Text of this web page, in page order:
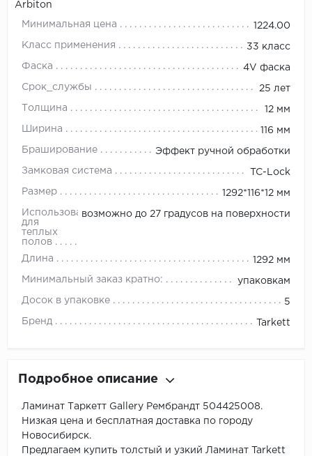
Arbiton
Минимальная цена 1224.00
Класс применения 33 класс
Фаска 4V фаска
Срок_службы 25 лет
Толщина 12 мм
Ширина 116 мм
Браширование Эффект ручной обработки
Замковая система TC-Lock
Размер 1292*116*12 мм
Использование
для
теплых
полов
возможно до 27 градусов на поверхности
Длина 1292 мм
Минимальный заказ кратно: упаковкам
Досок в упаковке 5
Бренд Tarkett
Подробное описание
Ламинат Таркетт Gallery Рембрандт 504425008.
Низкая цена и бесплатная доставка по городу
Новосибирск.
Предлагаем купить толстый и узкий Ламинат Tarkett